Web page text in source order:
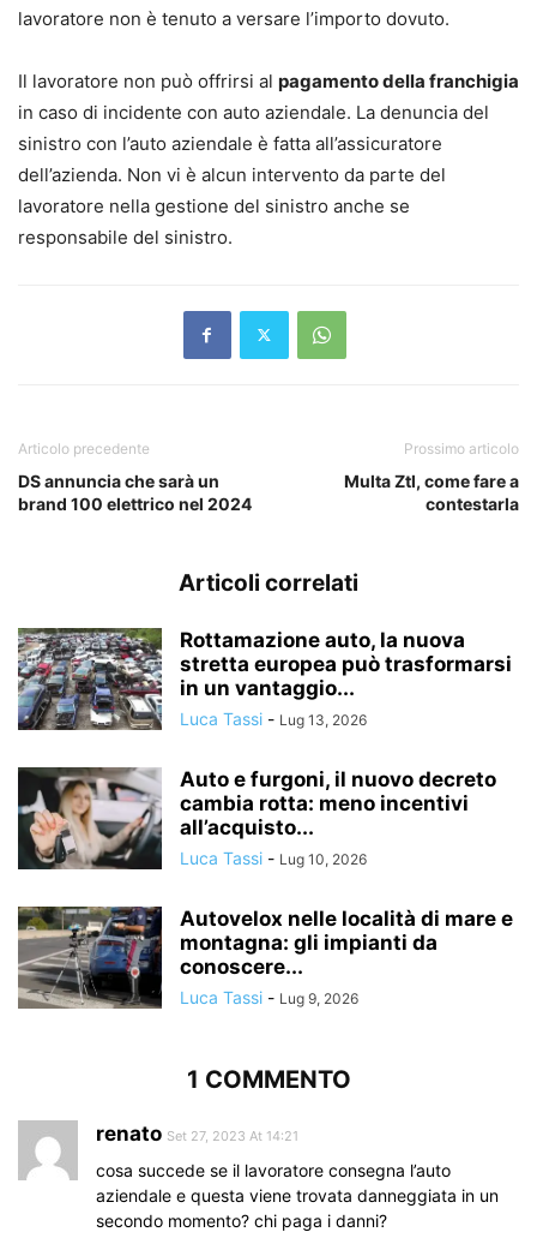
lavoratore non è tenuto a versare l’importo dovuto.
Il lavoratore non può offrirsi al pagamento della franchigia
in caso di incidente con auto aziendale. La denuncia del
sinistro con l’auto aziendale è fatta all’assicuratore
dell’azienda. Non vi è alcun intervento da parte del
lavoratore nella gestione del sinistro anche se
responsabile del sinistro.
Articolo precedente
DS annuncia che sarà un
brand 100 elettrico nel 2024
Prossimo articolo
Multa Ztl, come fare a
contestarla
Articoli correlati
Rottamazione auto, la nuova
stretta europea può trasformarsi
in un vantaggio...
Luca Tassi - Lug 13, 2026
Auto e furgoni, il nuovo decreto
cambia rotta: meno incentivi
all’acquisto...
Luca Tassi - Lug 10, 2026
Autovelox nelle località di mare e
montagna: gli impianti da
conoscere...
Luca Tassi - Lug 9, 2026
1 COMMENTO
renato Set 27, 2023 At 14:21
cosa succede se il lavoratore consegna l’auto
aziendale e questa viene trovata danneggiata in un
secondo momento? chi paga i danni?